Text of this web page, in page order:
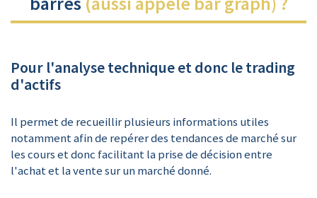
Pour l'analyse technique et donc le trading
d'actifs
Il permet de recueillir plusieurs informations utiles
notamment afin de repérer des tendances de marché sur
les cours et donc facilitant la prise de décision entre
l'achat et la vente sur un marché donné.